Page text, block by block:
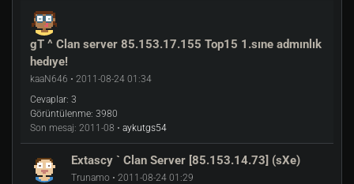
gT ^ Clan server 85.153.17.155 Top15 1.sıne admınlık
hedıye!
kaaN646 • 2011-08-24 01:34
Cevaplar: 3
Görüntülenme: 3980
Son mesaj: 2011-08 • aykutgs54
Extascy ` Clan Server [85.153.14.73] (sXe)
Trunamo • 2011-08-24 01:29